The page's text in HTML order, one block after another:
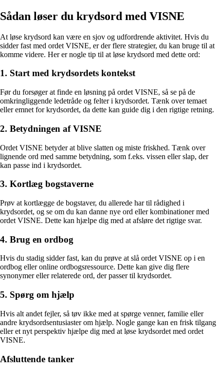
Sådan løser du krydsord med VISNE
At løse krydsord kan være en sjov og udfordrende aktivitet. Hvis du
sidder fast med ordet VISNE, er der flere strategier, du kan bruge til at
komme videre. Her er nogle tip til at løse krydsord med dette ord:
1. Start med krydsordets kontekst
Før du forsøger at finde en løsning på ordet VISNE, så se på de
omkringliggende ledetråde og felter i krydsordet. Tænk over temaet
eller emnet for krydsordet, da dette kan guide dig i den rigtige retning.
2. Betydningen af VISNE
Ordet VISNE betyder at blive slatten og miste friskhed. Tænk over
lignende ord med samme betydning, som f.eks. vissen eller slap, der
kan passe ind i krydsordet.
3. Kortlæg bogstaverne
Prøv at kortlægge de bogstaver, du allerede har til rådighed i
krydsordet, og se om du kan danne nye ord eller kombinationer med
ordet VISNE. Dette kan hjælpe dig med at afsløre det rigtige svar.
4. Brug en ordbog
Hvis du stadig sidder fast, kan du prøve at slå ordet VISNE op i en
ordbog eller online ordbogsressource. Dette kan give dig flere
synonymer eller relaterede ord, der passer til krydsordet.
5. Spørg om hjælp
Hvis alt andet fejler, så tøv ikke med at spørge venner, familie eller
andre krydsordsentusiaster om hjælp. Nogle gange kan en frisk tilgang
eller et nyt perspektiv hjælpe dig med at løse krydsordet med ordet
VISNE.
Afsluttende tanker